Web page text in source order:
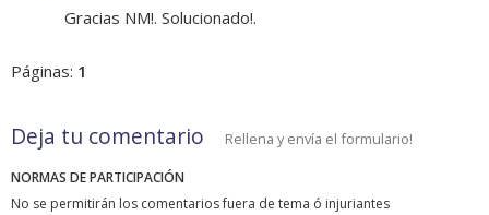
Gracias NM!. Solucionado!.
Páginas: 1
Deja tu comentario Rellena y envía el formulario!
NORMAS DE PARTICIPACIÓN
No se permitirán los comentarios fuera de tema ó injuriantes